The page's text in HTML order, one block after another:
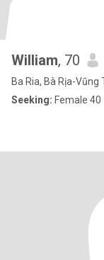
William, 70
Ba Ria, Bà Rịa-Vũng
Seeking: Female 40